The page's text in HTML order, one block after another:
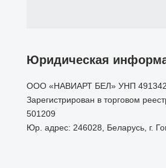
Юридическая
ООО «НАВИАРТ БЕЛ» УНП
Зарегистрирован в торговом
501209
Юр. адрес: 246028, Беларусь, г.